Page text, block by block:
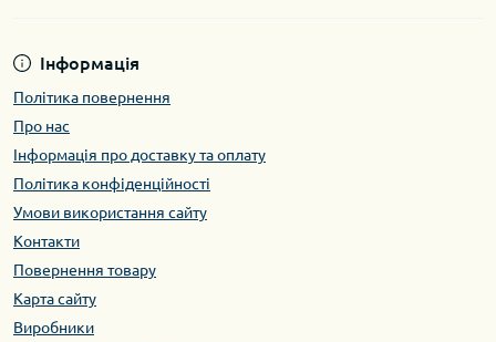
Інформація
Політика повернення
Про нас
Інформація про доставку та оплату
Політика конфіденційності
Умови використання сайту
Контакти
Повернення товару
Карта сайту
Виробники